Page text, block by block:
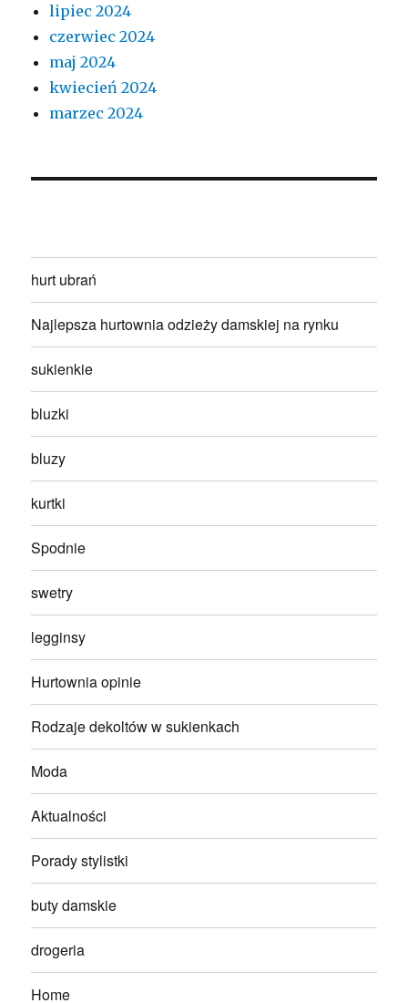
lipiec 2024
czerwiec 2024
maj 2024
kwiecień 2024
marzec 2024
hurt ubrań
Najlepsza hurtownia odzieży damskiej na rynku
sukienkie
bluzki
bluzy
kurtki
Spodnie
swetry
legginsy
Hurtownia opinie
Rodzaje dekoltów w sukienkach
Moda
Aktualności
Porady stylistki
buty damskie
drogeria
Home